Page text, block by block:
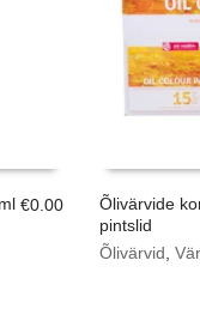
€0.00
Õlivärvide
pintslid
Õlivärvid